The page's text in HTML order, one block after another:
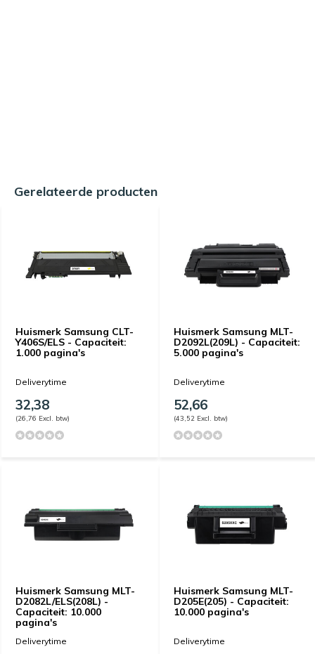
Gerelateerde producten
Huismerk Samsung CLT-
Y406S/ELS - Capaciteit:
1.000 pagina's
Deliverytime
32,38
(26,76 Excl. btw)
Huismerk Samsung MLT-
D2092L(209L) - Capaciteit:
5.000 pagina's
Deliverytime
52,66
(43,52 Excl. btw)
Huismerk Samsung MLT-
D2082L/ELS(208L) -
Capaciteit: 10.000
pagina's
Deliverytime
Huismerk Samsung MLT-
D205E(205) - Capaciteit:
10.000 pagina's
Deliverytime